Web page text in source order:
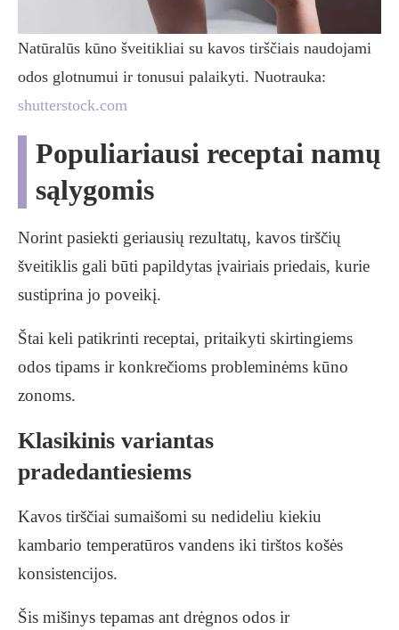
Natūralūs kūno šveitikliai su kavos tirščiais naudojami
odos glotnumui ir tonusui palaikyti. Nuotrauka:
shutterstock.com
Populiariausi receptai namų
sąlygomis
Norint pasiekti geriausių rezultatų, kavos tirščių
šveitiklis gali būti papildytas įvairiais priedais, kurie
sustiprina jo poveikį.
Štai keli patikrinti receptai, pritaikyti skirtingiems
odos tipams ir konkrečioms probleminėms kūno
zonoms.
Klasikinis variantas
pradedantiesiems
Kavos tirščiai sumaišomi su nedideliu kiekiu
kambario temperatūros vandens iki tirštos košės
konsistencijos.
Šis mišinys tepamas ant drėgnos odos ir